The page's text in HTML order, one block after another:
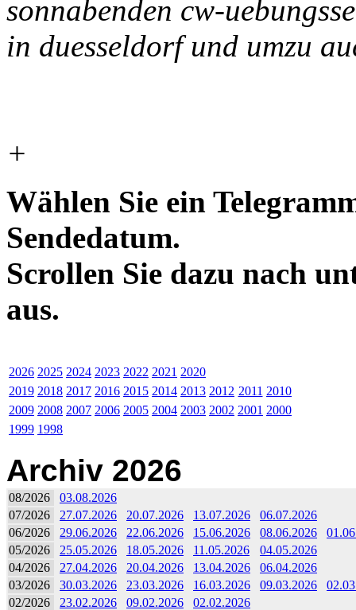
sonnabenden cw-
in duesseldorf und umzu
+
Wählen Sie ein
Sendedatum.
Scrollen Sie dazu nach
aus.
2026 2025 2024 2023 2022 2021 2020
2019 2018 2017 2016 2015 2014 2013 2012 2011 2010
2009 2008 2007 2006 2005 2004 2003 2002 2001 2000
1999 1998
Archiv 2026
08/2026
03.08.2026
07/2026
27.07.2026 20.07.2026 13.07.2026
06.07.2026
06/2026
29.06.2026 22.06.2026 15.06.2026 08.06.2026
05/2026
25.05.2026 18.05.2026 11.05.2026
04.05.2026
04/2026
27.04.2026 20.04.2026 13.04.2026
06.04.2026
03/2026
30.03.2026 23.03.2026 16.03.2026 09.03.2026
02/2026
23.02.2026 09.02.2026
02.02.2026